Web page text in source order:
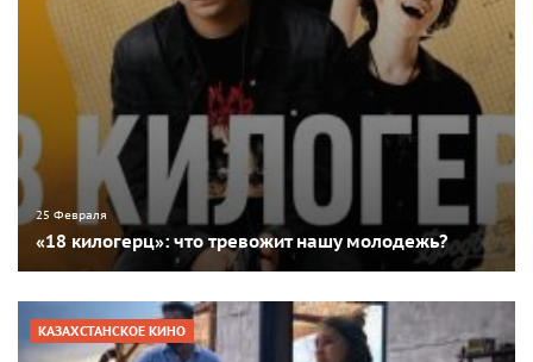
25 Февраля
«18 килогерц»: что тревожит нашу молодежь?
КАЗАХСТАНСКОЕ КИНО